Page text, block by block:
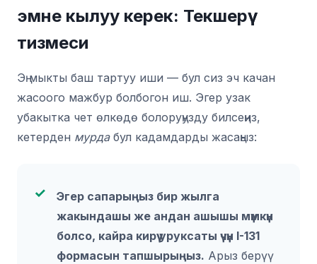
эмне кылуу керек: Текшерүү
тизмеси
Эң мыкты баш тартуу иши — бул сиз эч качан
жасоого мажбур болбогон иш. Эгер узак
убакытка чет өлкөдө болоруңузду билсеңиз,
кетерден мурдабул кадамдарды жасаңыз:
Эгер сапарыңыз бир жылга
жакындашы же андан ашышы мүмкүн
болсо, кайра кирүү уруксаты үчүн I-131
формасын тапшырыңыз. Арыз берүү